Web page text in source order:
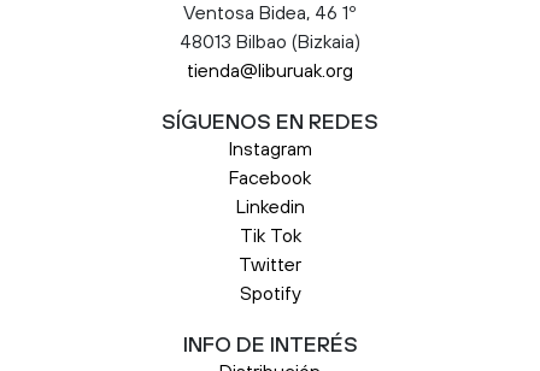
Ventosa Bidea, 46 1º
48013 Bilbao (Bizkaia)
tienda@liburuak.org
SÍGUENOS EN REDES
Instagram
Facebook
Linkedin
Tik Tok
Twitter
Spotify
INFO DE INTERÉS